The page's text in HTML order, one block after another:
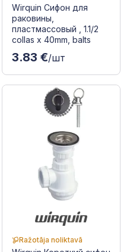
Wirquin Сифон для
раковины,
пластмассовый , 1.1/2
collas x 40mm, balts
3.83 €/шт
Ražotāja noliktavā